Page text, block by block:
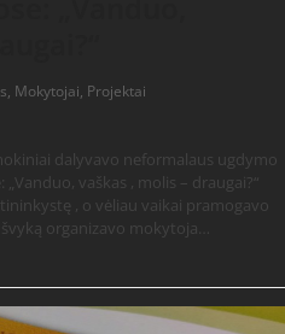
, Mokytojai, Projektai
dalyvavo neformalaus ugdymo
vaškas , molis – draugai?“
, o vėliau vaikai pramogavo
organizavo mokytoja…